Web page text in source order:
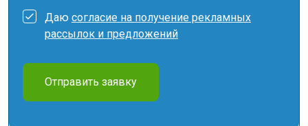
Даю согласие на получение рекламных
рассылок и предложений
Отправить заявку